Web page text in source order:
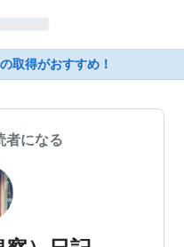
取得がおすすめ！
者になる